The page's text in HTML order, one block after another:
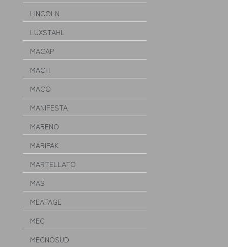
LINCOLN
LUXSTAHL
MACAP
MACH
MACO
MANIFESTA
MARENO
MARIPAK
MARTELLATO
MAS
MEATAGE
MEC
MECNOSUD